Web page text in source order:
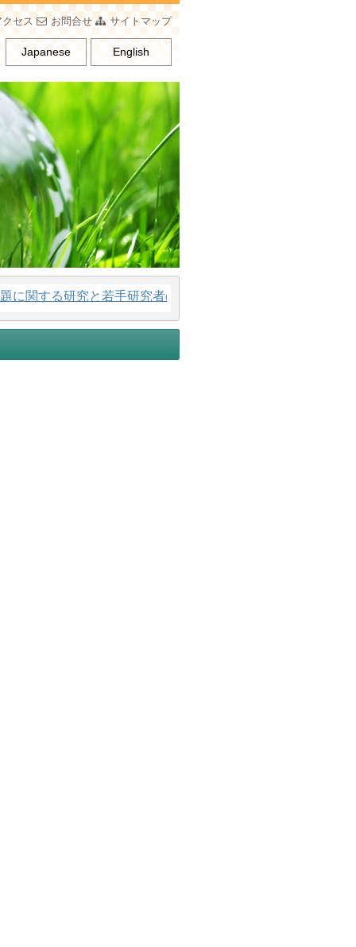
クセス お問合せ サイトマップ
English
Japanese
る研究と若手研究者の育成、男女平等意識の普及を行うこ